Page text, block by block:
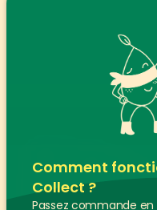
Comment
Collect ?
Passez commande